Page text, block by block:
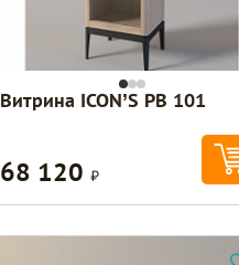
Витрина ICON’S РВ 101
68 120 Р